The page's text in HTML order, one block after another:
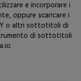
e incorporare i
oppure scaricare i
o altri sottotitoli di
di sottotitoli